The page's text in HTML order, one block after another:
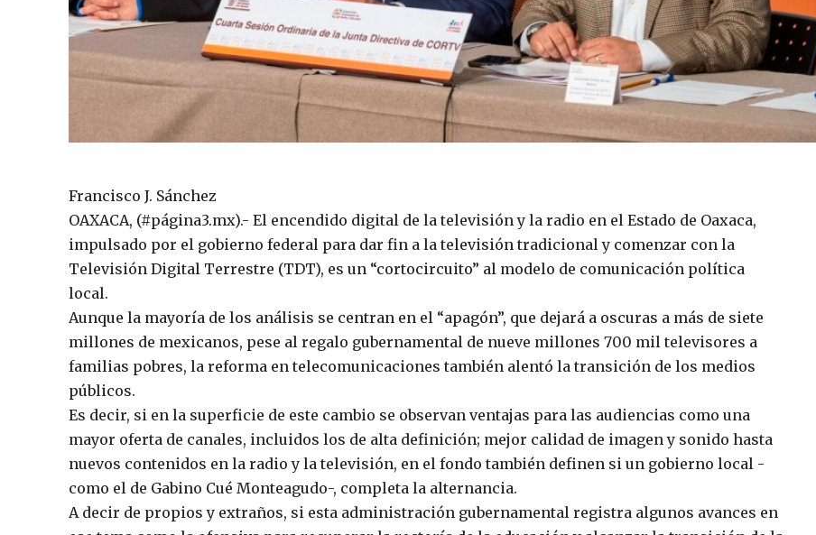
Francisco J. Sánchez
OAXACA, (#página3.mx).- El encendido digital de la televisión y la radio en el Estado de Oaxaca,
impulsado por el gobierno federal para dar fin a la televisión tradicional y comenzar con la
Televisión Digital Terrestre (TDT), es un “cortocircuito” al modelo de comunicación política
local.
Aunque la mayoría de los análisis se centran en el “apagón”, que dejará a oscuras a más de siete
millones de mexicanos, pese al regalo gubernamental de nueve millones 700 mil televisores a
familias pobres, la reforma en telecomunicaciones también alentó la transición de los medios
públicos.
Es decir, si en la superficie de este cambio se observan ventajas para las audiencias como una
mayor oferta de canales, incluidos los de alta definición; mejor calidad de imagen y sonido hasta
nuevos contenidos en la radio y la televisión, en el fondo también definen si un gobierno local -
como el de Gabino Cué Monteagudo-, completa la alternancia.
A decir de propios y extraños, si esta administración gubernamental registra algunos avances en